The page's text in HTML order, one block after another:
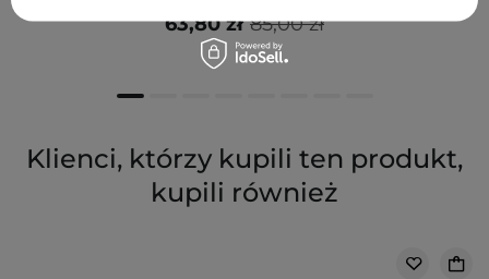
85,00 zł
63,80 zł
Klienci, którzy kupili ten produkt,
kupili również